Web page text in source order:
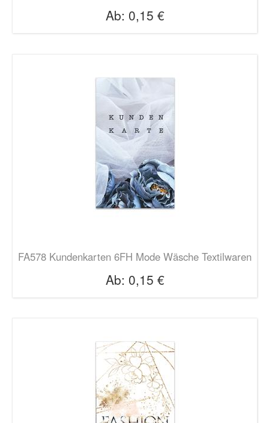
Ab: 0,15 €
FA578 Kundenkarten 6FH Mode Wäsche Textilwaren
Ab: 0,15 €